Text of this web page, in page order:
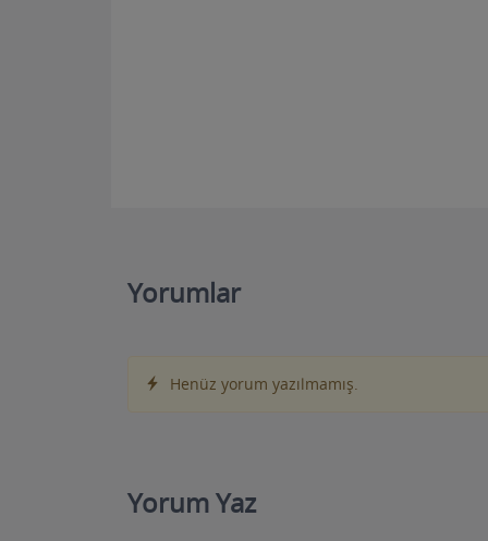
Yorumlar
Henüz yorum yazılmamış.
Yorum Yaz